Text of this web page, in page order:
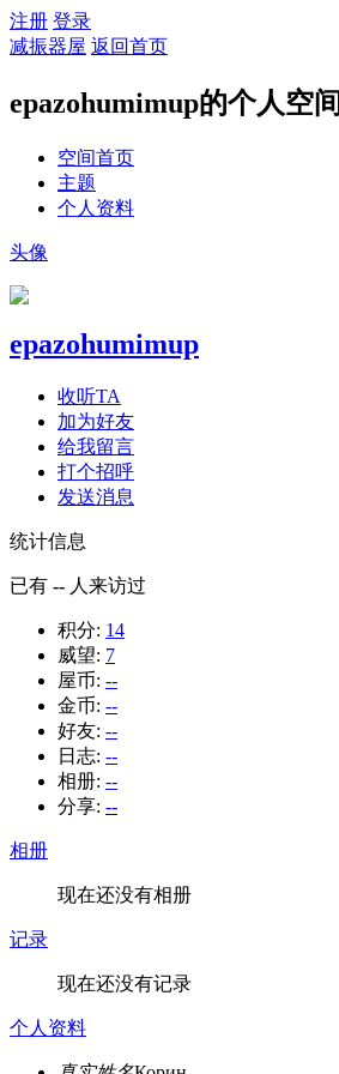
注册 登录
减振器屋 返回首页
epazohumimup的个人空间
空间首页
主题
个人资料
头像
epazohumimup
收听TA
加为好友
给我留言
打个招呼
发送消息
统计信息
已有 -- 人来访过
积分: 14
威望: 7
屋币: --
金币: --
好友: --
日志: --
相册: --
分享: --
相册
现在还没有相册
记录
现在还没有记录
个人资料